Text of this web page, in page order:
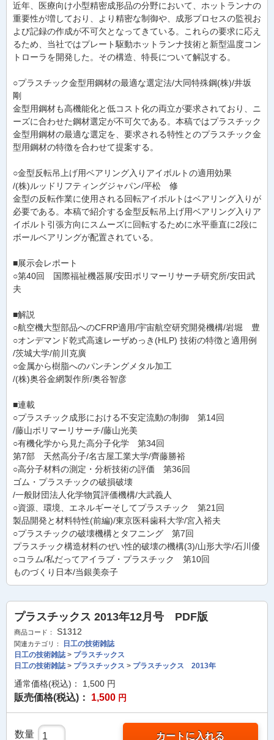
近年、医療向け小型精密成形品の分野において、ホットランナの
重要性が増しており、より精密な制御や、成形プロセスの監視お
よび記録の作成が不可欠となってきている。これらの要求に応え
るため、当社ではプレート駆動ホットランナ技術と新型温度コン
トローラを開発した。その構造、特長について解説する。
○プラスチック金型用鋼材の最適な選定法/大同特殊鋼(株)/井坂
剛
金型用鋼材も高機能化と低コスト化の両立が要求されており、ニ
ーズに合わせた鋼材選定が不可欠である。本稿ではプラスチック
金型用鋼材の最適な選定を、要求される特性とのプラスチック金
型用鋼材の特徴を合わせて提案する。
○金型反転吊上げ用ベアリング入りアイボルトの適用効果
/(株)ルッドリフティングジャパン/平松 修
金型の反転作業に使用される回転アイボルトはベアリング入りが
必要である。本稿で紹介する金型反転吊上げ用ベアリング入りア
イボルト引張方向にスムーズに回転するために水平垂直に2段に
ボールベアリングが配置されている。
■展示会レポート
○第40回 国際福祉機器展/安田ポリマーリサーチ研究所/安田武
夫
■解説
○航空機大型部品へのCFRP適用/宇宙航空研究開発機構/岩堀 豊
○オンデマンド乾式高速レーザめっき(HLP) 技術の特徴と適用例
/茨城大学/前川克廣
○金属から樹脂へのパンチングメタル加工
/(株)奥谷金網製作所/奥谷智彦
■連載
○プラスチック成形における不安定流動の制御 第14回
/藤山ポリマーリサーチ/藤山光美
○有機化学から見た高分子化学 第34回
第7部 天然高分子/名古屋工業大学/齊藤勝裕
○高分子材料の測定・分析技術の評価 第36回
ゴム・プラスチックの破損破壊
/一般財団法人化学物質評価機構/大武義人
○資源、環境、エネルギーそしてプラスチック 第21回
製品開発と材料特性(前編)/東京医科歯科大学/宮入裕夫
○プラスチックの破壊機構とタフニング 第7回
プラスチック構造材料のぜい性的破壊の機構(3)/山形大学/石川優
○コラム/私だってアイラブ・プラスチック 第10回
ものづくり日本/当銀美奈子
プラスチックス 2013年12月号 PDF版
商品コード： S1312
関連カテゴリ：
日工の技術雑誌
日工の技術雑誌> プラスチックス
日工の技術雑誌> プラスチックス > プラスチックス 2013年
通常価格(税込)： 1,500 円
販売価格(税込)： 1,500 円
数量 カートに入れる